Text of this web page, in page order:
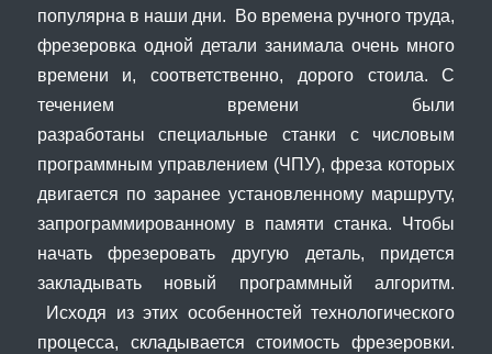
популярна в наши дни. Во времена ручного труда,
фрезеровка одной детали занимала очень много
времени и, соответственно, дорого стоила. С
течением времени были
разработаны специальные станки с числовым
программным управлением (ЧПУ), фреза которых
двигается по заранее установленному маршруту,
запрограммированному в памяти станка. Чтобы
начать фрезеровать другую деталь, придется
закладывать новый программный алгоритм.
Исходя из этих особенностей технологического
процесса, складывается стоимость фрезеровки.